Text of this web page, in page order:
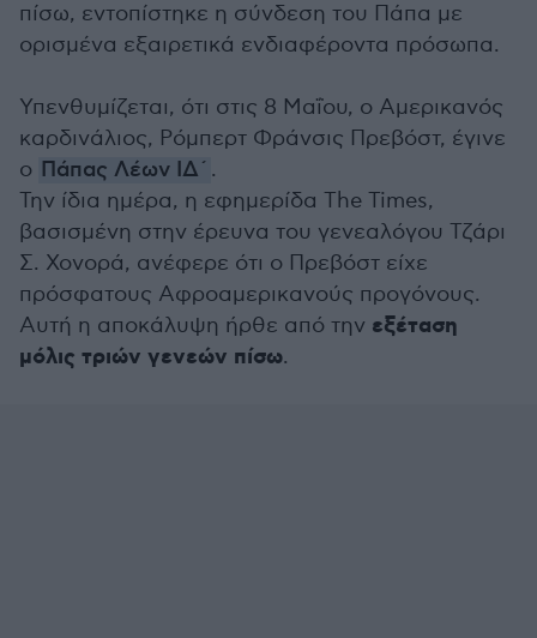
πίσω, εντοπίστηκε η σύνδεση του Πάπα με
ορισμένα εξαιρετικά ενδιαφέροντα πρόσωπα.
Υπενθυμίζεται, ότι στις 8 Μαΐου, ο Αμερικανός
καρδινάλιος, Ρόμπερτ Φράνσις Πρεβόστ, έγινε
ο Πάπας Λέων ΙΔ΄ .
Την ίδια ημέρα, η εφημερίδα The Times,
βασισμένη στην έρευνα του γενεαλόγου Τζάρι
Σ. Χονορά, ανέφερε ότι ο Πρεβόστ είχε
πρόσφατους Αφροαμερικανούς προγόνους.
Αυτή η αποκάλυψη ήρθε από την εξέταση
μόλις τριών γενεών πίσω.